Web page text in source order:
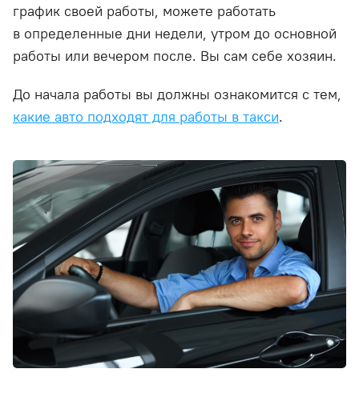
график своей работы, можете работать
в определенные дни недели, утром до основной
работы или вечером после. Вы сам себе хозяин.
До начала работы вы должны ознакомится с тем,
какие авто подходят для работы в такси.